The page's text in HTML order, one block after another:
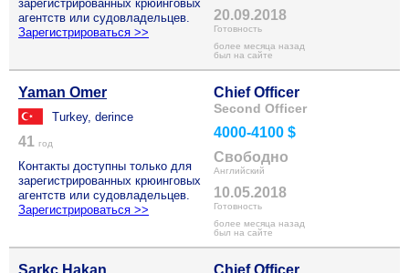
зарегистрированных крюинговых
агентств или судовладельцев.
Зарегистрироваться >>
20.09.2018
Готовность
более месяца назад
был на сайте
Yaman Omer
Turkey, derince
41 год
Контакты доступны только для
зарегистрированных крюинговых
агентств или судовладельцев.
Зарегистрироваться >>
Chief Officer
Second Officer
4000-4100 $
Свободно
Английский
10.05.2018
Готовность
более месяца назад
был на сайте
Sarkc Hakan Chief Officer